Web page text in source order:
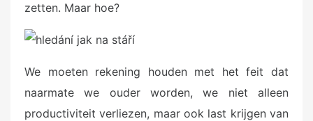
zetten. Maar hoe?
We moeten rekening houden met het feit dat
naarmate we ouder worden, we niet alleen
productiviteit verliezen, maar ook last krijgen van